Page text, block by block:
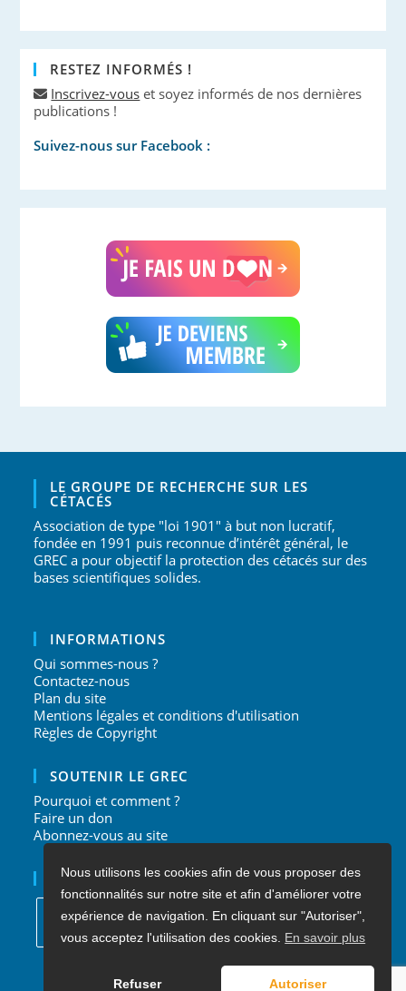
RESTEZ INFORMÉS !
Inscrivez-vous et soyez informés de nos dernières
publications !
Suivez-nous sur Facebook :
LE GROUPE DE RECHERCHE SUR LES
CÉTACÉS
Association de type "loi 1901" à but non lucratif,
fondée en 1991 puis reconnue d’intérêt général, le
GREC a pour objectif la protection des cétacés sur des
bases scientifiques solides.
INFORMATIONS
Qui sommes-nous ?
Contactez-nous
Plan du site
Mentions légales et conditions d'utilisation
Règles de Copyright
SOUTENIR LE GREC
Pourquoi et comment ?
Faire un don
Abonnez-vous au site
NOUS SUIVRE
un
dans
Nous utilisons les cookies afin de vous proposer des
fonctionnalités sur notre site et afin d'améliorer votre
expérience de navigation. En cliquant sur "Autoriser",
vous acceptez l'utilisation des cookies. En savoir plus
Refuser Autoriser